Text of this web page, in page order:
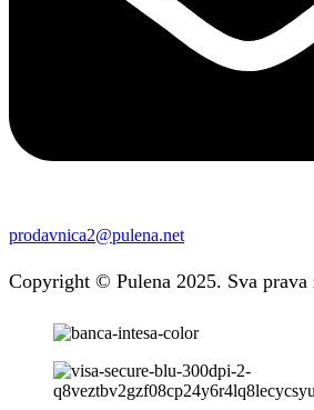
prodavnica2@pulena.net
Copyright © Pulena 2025. Sva prava